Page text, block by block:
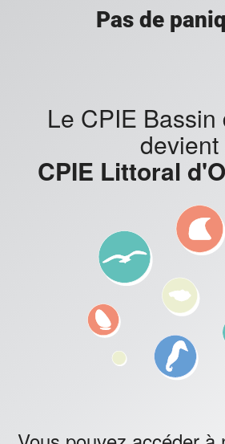
Pas de
Le CPIE Bassin
devient
CPIE Littoral